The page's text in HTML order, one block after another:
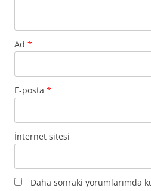
Ad *
E-posta *
İnternet sitesi
Daha sonraki yorumlarımda